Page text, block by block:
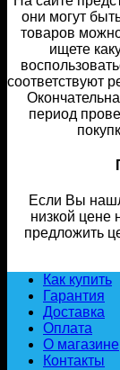
они могут
товаров
ищете
соответствуют
период
Если Вы
низкой цене
предложить
Как купить
Гарантия
Доставка
Оплата
О магазине
Контакты